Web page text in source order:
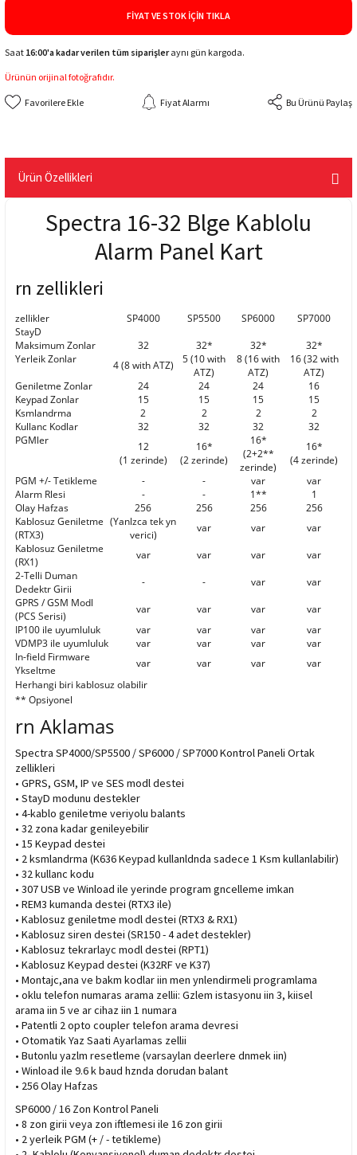
FIYAT VE STOK İÇIN TIKLA
Saat 16:00'a kadar verilen tüm siparişleraynı gün kargoda.
Ürünün orijinal fotoğrafıdır.
Fiyat Alarmı Bu Ürünü Paylaş
Ürün Özellikleri
Spectra 16-32 Blge Kablolu
Alarm Panel Kart
rn zellikleri
zellikler SP4000 SP5500 SP6000
SP7000
StayD
Maksimum Zonlar
32 32* 32*
32*
Yerleik Zonlar
4 (8 with ATZ)
5 (10 with
ATZ)
8 (16 with
ATZ)
16 (32 with
ATZ)
Geniletme Zonlar
24 24 24
16
Keypad Zonlar
15 15 15
15
Ksmlandrma
2 2 2
2
Kullanc Kodlar
32 32 32
32
PGMler
12
(1 zerinde)
16*
(2 zerinde)
16*
(2+2**
zerinde)
16*
(4 zerinde)
PGM +/- Tetikleme
- - var
var
Alarm Rlesi
- - 1**
1
Olay Hafzas
256 256 256
256
Kablosuz Geniletme
(RTX3)
(Yanlzca tek yn
verici)
var var
var
Kablosuz Geniletme
(RX1)
var var var
var
2-Telli Duman
Dedektr Girii
- - var
var
GPRS / GSM Modl
(PCS Serisi)
var var var
var
IP100 ile uyumluluk
var var var
var
VDMP3 ile uyumluluk
var var var
var
In-field Firmware
Ykseltme
var var var var
Herhangi biri kablosuz olabilir
** Opsiyonel
rn Aklamas
Spectra SP4000/SP5500 / SP6000 / SP7000 Kontrol Paneli Ortak
zellikleri
• GPRS, GSM, IP ve SES modl destei
• StayD modunu destekler
• 4-kablo geniletme veriyolu balants
• 32 zona kadar genileyebilir
• 15 Keypad destei
• 2 ksmlandrma (K636 Keypad kullanldnda sadece 1 Ksm kullanlabilir)
• 32 kullanc kodu
• 307 USB ve Winload ile yerinde program gncelleme imkan
• REM3 kumanda destei (RTX3 ile)
• Kablosuz geniletme modl destei (RTX3 & RX1)
• Kablosuz siren destei (SR150 - 4 adet destekler)
• Kablosuz tekrarlayc modl destei (RPT1)
• Kablosuz Keypad destei (K32RF ve K37)
• Montajc,ana ve bakm kodlar iin men ynlendirmeli programlama
• oklu telefon numaras arama zellii: Gzlem istasyonu iin 3, kiisel
arama iin 5 ve ar cihaz iin 1 numara
• Patentli 2 opto coupler telefon arama devresi
• Otomatik Yaz Saati Ayarlamas zellii
• Butonlu yazlm resetleme (varsaylan deerlere dnmek iin)
• Winload ile 9.6 k baud hznda dorudan balant
• 256 Olay Hafzas
SP6000 / 16 Zon Kontrol Paneli
• 8 zon girii veya zon iftlemesi ile 16 zon girii
• 2 yerleik PGM (+ / - tetikleme)